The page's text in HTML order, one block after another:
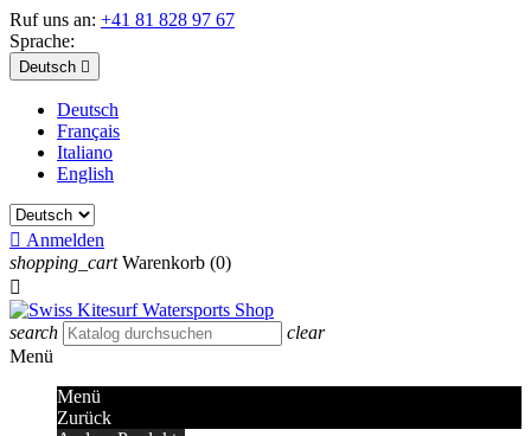
Ruf uns an: +41 81 828 97 67
Sprache:
Deutsch 
Deutsch
Français
Italiano
English
 Anmelden
shopping_cart Warenkorb (0)

search
clear
Menü
Menü
Zurück